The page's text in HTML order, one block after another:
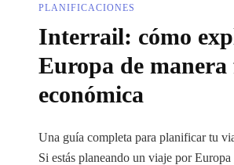
PLANIFICACIONES
Interrail: cómo
Europa de
económica
Una guía completa para planificar tu
Si estás planeando un viaje por